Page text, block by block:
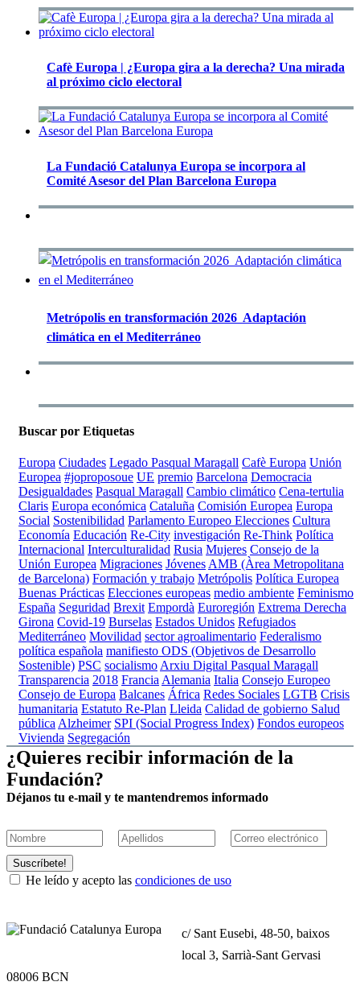
Cafè Europa | ¿Europa gira a la derecha? Una mirada
al próximo ciclo electoral
La Fundació Catalunya Europa se incorpora al
Comité Asesor del Plan Barcelona Europa
Metrópolis en transformación 2026  Adaptación
climática en el Mediterráneo
Buscar por Etiquetas
Europa Ciudades Legado Pasqual Maragall Cafè Europa Unión
Europea #joproposoue UE premio Barcelona Democracia
Desigualdades Pasqual Maragall Cambio climático Cena-tertulia
Claris Europa económica Cataluña Comisión Europea Europa
Social Sostenibilidad Parlamento Europeo Elecciones Cultura
Economía Educación Re-City investigación Re-Think Política
Internacional Interculturalidad Rusia Mujeres Consejo de la
Unión Europea Migraciones Jóvenes AMB (Àrea Metropolitana
de Barcelona) Formación y trabajo Metrópolis Política Europea
Buenas Prácticas Elecciones europeas medio ambiente Feminismo
España Seguridad Brexit Empordà Euroregión Extrema Derecha
Girona Covid-19 Burselas Estados Unidos Refugiados
Mediterráneo Movilidad sector agroalimentario Federalismo
política española manifiesto ODS (Objetivos de Desarrollo
Sostenible) PSC socialismo Arxiu Digital Pasqual Maragall
Transparencia 2018 Francia Alemania Italia Consejo Europeo
Consejo de Europa Balcanes África Redes Sociales LGTB Crisis
humanitaria Estatuto Re-Plan Lleida Calidad de gobierno Salud
pública Alzheimer SPI (Social Progress Index) Fondos europeos
Vivienda Segregación
¿Quieres recibir información de la
Fundación?
Déjanos tu e-mail y te mantendremos informado
Suscríbete!
He leído y acepto las condiciones de uso
c/ Sant Eusebi, 48-50, baixos
local 3, Sarrià-Sant Gervasi
08006 BCN